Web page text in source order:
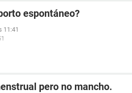
espontáneo?
11:41
pero no mancho.